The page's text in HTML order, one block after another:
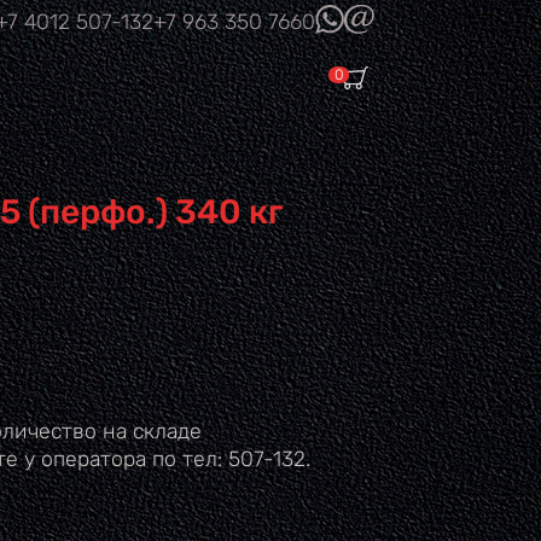
4012507-132+7 963350 7660
(link sends e-
mail)
0
(перфо.) 340 кг
на складе
у оператора по тел: 507-132.